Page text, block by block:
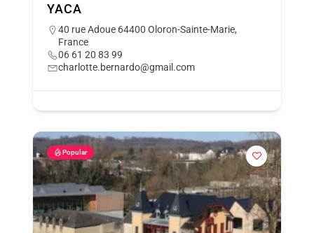
YACA
40 rue Adoue 64400 Oloron-Sainte-Marie,
France
06 61 20 83 99
charlotte.bernardo@gmail.com
Popular